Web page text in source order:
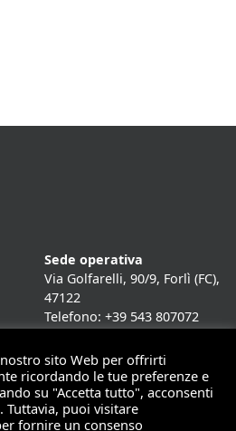
Sede operativa
Via Golfarelli, 90/9, Forlì (FC),
47122
Telefono: +39 543 807072
Mail: info@mitweb.it
sito Web per offrirti
ricordando le tue preferenze e
su "Accetta tutto", acconsenti
Tuttavia, puoi visitare
fornire un consenso